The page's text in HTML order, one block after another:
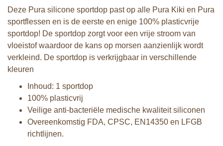
Deze Pura silicone sportdop past op alle Pura Kiki en Pura
sportflessen en is de eerste en enige 100% plasticvrije
sportdop! De sportdop zorgt voor een vrije stroom van
vloeistof waardoor de kans op morsen aanzienlijk wordt
verkleind. De sportdop is verkrijgbaar in verschillende
kleuren
Inhoud: 1 sportdop
100% plasticvrij
Veilige anti-bacteriële medische kwaliteit siliconen
Overeenkomstig FDA, CPSC, EN14350 en LFGB
richtlijnen.